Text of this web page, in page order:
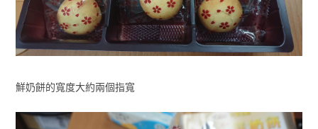
鮮奶餅的寬度大約兩個指寬